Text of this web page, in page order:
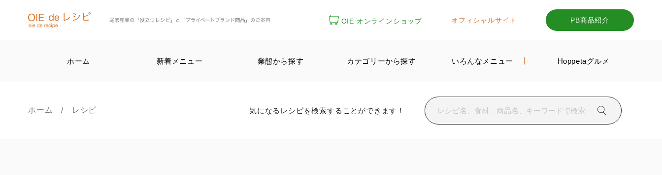
OIE オンラインショップ オフィシャルサイト PB商品紹介
ホーム 新着メニュー 業態から探す カテゴリーから探す いろんなメニュー Hoppetaグルメ
ホーム/ レシピ 気になるレシピを検索することができます！